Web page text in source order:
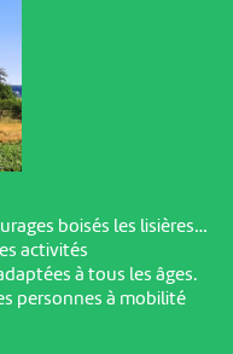
boisés les lisières…
activités
à tous les âges.
personnes à mobilité